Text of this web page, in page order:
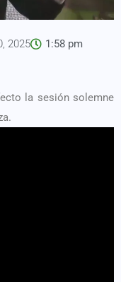
2025 1:58 pm
la sesión solemne